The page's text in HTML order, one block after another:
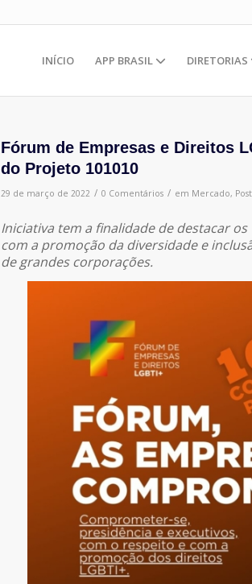
INÍCIO APP BRASIL DIRETORIAS
Fórum de Empresas e Direitos
do Projeto 101010
29 de março de 2022 / 0 Comentários / em Mercado,
Iniciativa tem a finalidade de destacar
com a promoção da diversidade e
de grandes corporações.